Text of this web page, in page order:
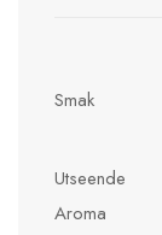
Smak
Utseende
Aroma